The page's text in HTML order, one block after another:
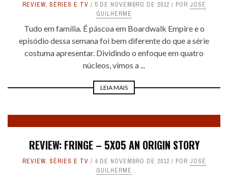
REVIEW, SÉRIES E TV 5 DE NOVEMBRO DE 2012 POR JOSÉ
GUILHERME
Tudo em família. É páscoa em Boardwalk Empire e o
episódio dessa semana foi bem diferente do que a série
costuma apresentar. Dividindo o enfoque em quatro
núcleos, vimos a ...
LEIA MAIS
REVIEW: FRINGE – 5X05 AN ORIGIN STORY
REVIEW, SÉRIES E TV 4 DE NOVEMBRO DE 2012 POR JOSÉ
GUILHERME